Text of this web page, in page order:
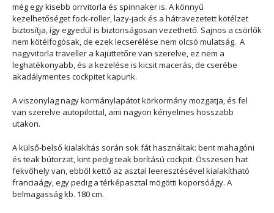
még egy kisebb orrvitorla és spinnaker is. A könnyű
kezelhetőséget fock-roller, lazy-jack és a hátravezetett kötélzet
biztosítja, így egyedül is biztonságosan vezethető. Sajnos a csörlők
nem kötélfogósak, de ezek lecserélése nem olcsó mulatság. A
nagyvitorla traveller a kajüttetőre van szerelve, ez nem a
leghatékonyabb, és a kezelése is kicsit macerás, de cserébe
akadálymentes cockpitet kapunk.
A viszonylag nagy kormánylapátot körkormány mozgatja, és fel
van szerelve autopilottal, ami nagyon kényelmes hosszabb
utakon.
A külső-belső kialakítás során sok fát használtak: bent mahagóni
és teak bútorzat, kint pedig teak borítású cockpit. Összesen hat
fekvőhely van, ebből kettő az asztal leeresztésével kialakítható
franciaágy, egy pedig a térképasztal mögötti koporsóágy. A
belmagasság kb. 180 cm.